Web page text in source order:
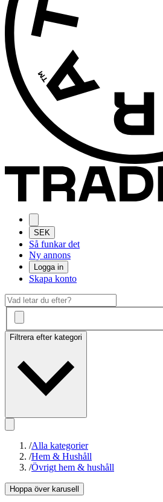
SEK
Så funkar det
Ny annons
Logga in
Skapa konto
Filtrera efter kategori
/Alla kategorier
/Hem & Hushåll
/Övrigt hem & hushåll
Hoppa över karusell